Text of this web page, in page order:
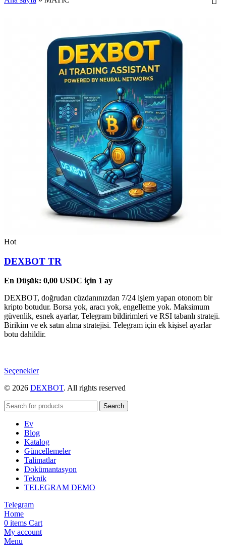
Hot
DEXBOT TR
En Düşük: 0,00 USDC için 1 ay
DEXBOT, doğrudan cüzdanınızdan 7/24 işlem yapan otonom bir
kripto botudur. Borsa yok, aracı yok, engelleme yok. Maksimum
güvenlik, esnek ayarlar, Telegram bildirimleri ve RSI tabanlı strateji.
Birikim ve ek satın alma stratejisi. Telegram için ek kişisel ayarlar
botu dahildir.
SeçeneklerBu
birden
varyasyonu
ürün
sayfasından
seçilebilir
© 2026 DEXBOT. All rights reserved
Search
Ev
Blog
Katalog
Güncellemeler
Talimatlar
Dokümantasyon
Teknik
TELEGRAM DEMO
Telegram
Home
0 items Cart
My account
Menu